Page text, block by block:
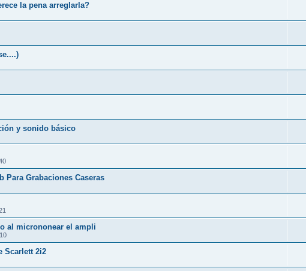
la pena arreglarla?
y sonido básico
Para Grabaciones Caseras
al micrononear el ampli
Scarlett 2i2